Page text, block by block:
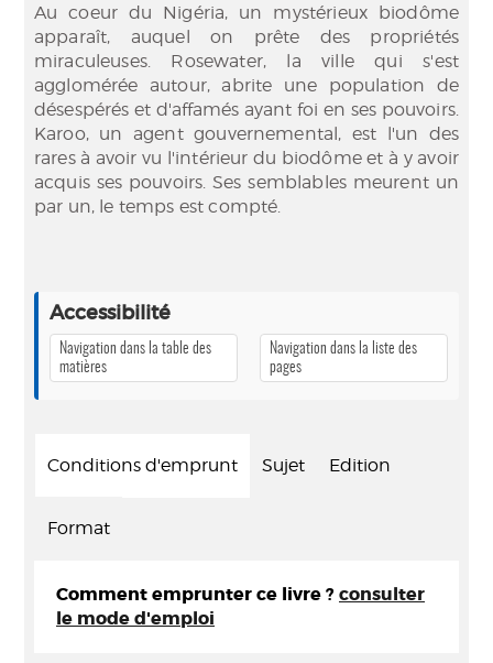
Au coeur du Nigéria, un mystérieux biodôme
apparaît, auquel on prête des propriétés
miraculeuses. Rosewater, la ville qui s'est
agglomérée autour, abrite une population de
désespérés et d'affamés ayant foi en ses pouvoirs.
Karoo, un agent gouvernemental, est l'un des
rares à avoir vu l'intérieur du biodôme et à y avoir
acquis ses pouvoirs. Ses semblables meurent un
par un, le temps est compté.
Accessibilité
Navigation dans la table des
matières
Navigation dans la liste des
pages
Conditions d'emprunt Sujet Edition
Format
Comment emprunter ce livre ? consulter
le mode d'emploi